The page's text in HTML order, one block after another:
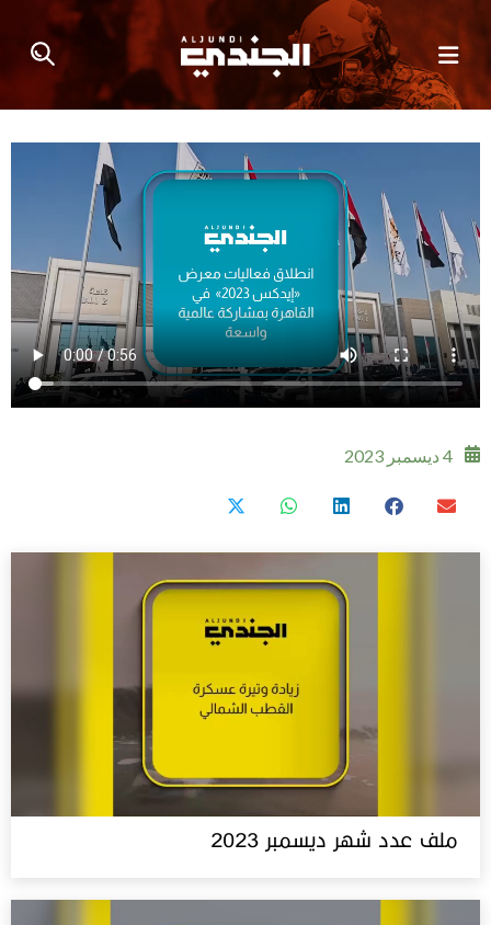
4 ديسمبر 2023
ملف عدد شهر ديسمبر 2023